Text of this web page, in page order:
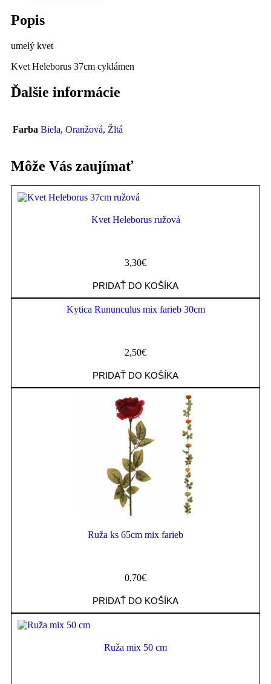
Popis
umelý kvet
Kvet Heleborus 37cm cyklámen
Ďalšie informácie
Farba Biela, Oranžová, Žltá
Môže Vás zaujímať
Kvet Heleborus ružová
3,30€
PRIDAŤ DO KOŠÍKA
Kytica Rununculus mix farieb 30cm
2,50€
PRIDAŤ DO KOŠÍKA
Ruža ks 65cm mix farieb
0,70€
PRIDAŤ DO KOŠÍKA
Ruža mix 50 cm